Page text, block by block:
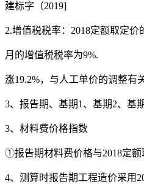
建标字（2019]
2.增值税税率：2018定额取定价
月的增值税税率为9%.
涨19.2%，与人工单价的调整有
3、报告期、基期1、基期2、基
3、材料费价格指数
①报告期材料费价格与2018定额
4、测算时报告期工程造价采用